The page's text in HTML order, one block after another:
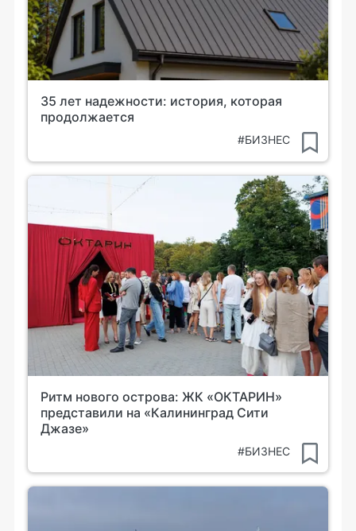
35 лет надежности: история, которая
продолжается
#БИЗНЕС
Ритм нового острова: ЖК «ОКТАРИН»
представили на «Калининград Сити
Джазе»
#БИЗНЕС